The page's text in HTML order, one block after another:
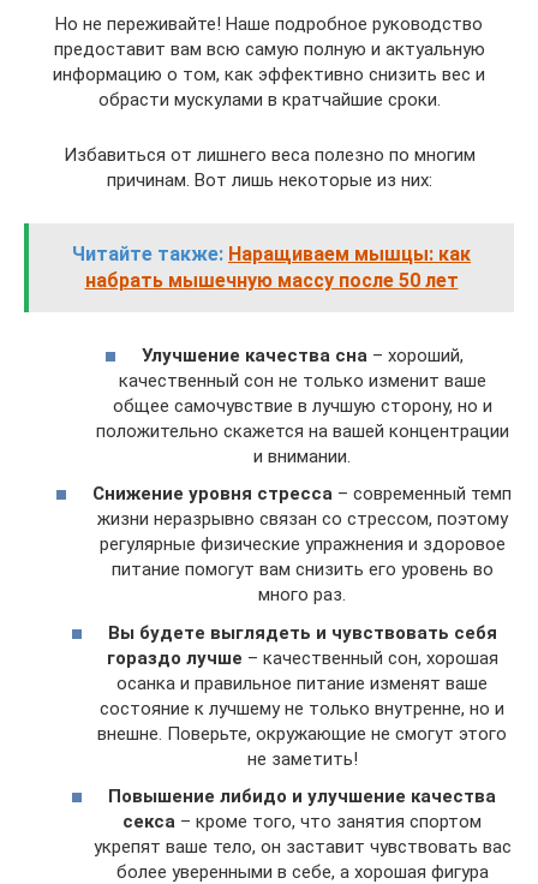
Но не переживайте! Наше подробное руководство
предоставит вам всю самую полную и актуальную
информацию о том, как эффективно снизить вес и
обрасти мускулами в кратчайшие сроки.
Избавиться от лишнего веса полезно по многим
причинам. Вот лишь некоторые из них:
Читайте также: Наращиваем мышцы: как
набрать мышечную массу после 50 лет
Улучшение качества сна – хороший,
качественный сон не только изменит ваше
общее самочувствие в лучшую сторону, но и
положительно скажется на вашей концентрации
и внимании.
Снижение уровня стресса – современный темп
жизни неразрывно связан со стрессом, поэтому
регулярные физические упражнения и здоровое
питание помогут вам снизить его уровень во
много раз.
Вы будете выглядеть и чувствовать себя
гораздо лучше – качественный сон, хорошая
осанка и правильное питание изменят ваше
состояние к лучшему не только внутренне, но и
внешне. Поверьте, окружающие не смогут этого
не заметить!
Повышение либидо и улучшение качества
секса – кроме того, что занятия спортом
укрепят ваше тело, он заставит чувствовать вас
более уверенными в себе, а хорошая фигура